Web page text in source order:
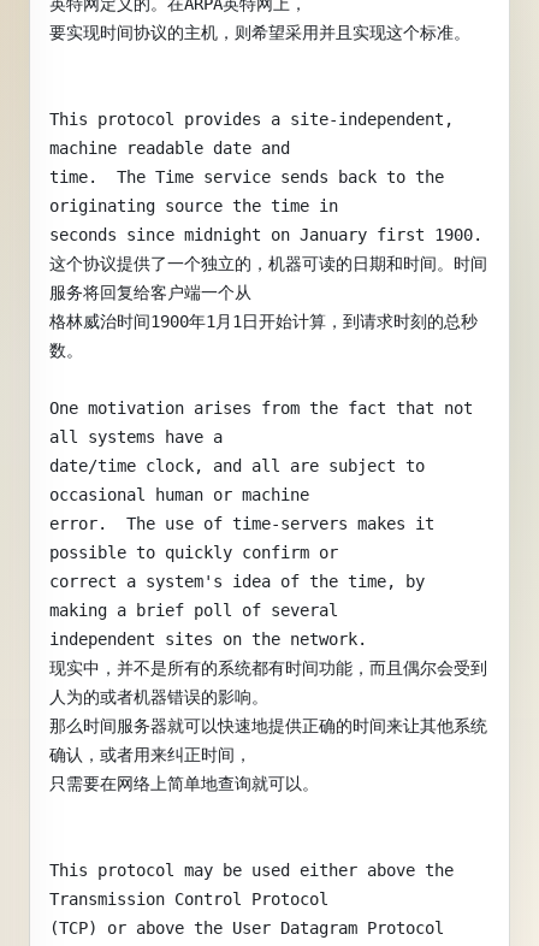
英特网定义的。在ARPA英特网上，
要实现时间协议的主机，则希望采用并且实现这个标准。
This protocol provides a site-independent,
machine readable date and
time.  The Time service sends back to the
originating source the time in
seconds since midnight on January first 1900.
这个协议提供了一个独立的，机器可读的日期和时间。时间
服务将回复给客户端一个从
格林威治时间1900年1月1日开始计算，到请求时刻的总秒
数。
One motivation arises from the fact that not
all systems have a
date/time clock, and all are subject to
occasional human or machine
error.  The use of time-servers makes it
possible to quickly confirm or
correct a system's idea of the time, by
making a brief poll of several
independent sites on the network.
现实中，并不是所有的系统都有时间功能，而且偶尔会受到
人为的或者机器错误的影响。
那么时间服务器就可以快速地提供正确的时间来让其他系统
确认，或者用来纠正时间，
只需要在网络上简单地查询就可以。
This protocol may be used either above the
Transmission Control Protocol
(TCP) or above the User Datagram Protocol